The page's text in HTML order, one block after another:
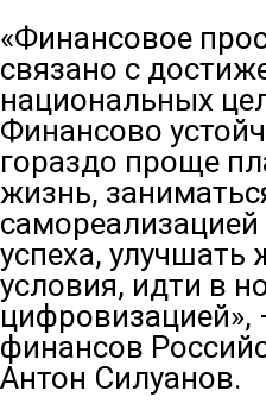
«Финансовое
связано с
национальных
Финансово
гораздо проще
жизнь,
успеха,
условия, идти в
финансов
Антон Силуанов.